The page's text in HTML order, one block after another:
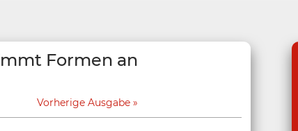
Formen an
Vorherige Ausgabe